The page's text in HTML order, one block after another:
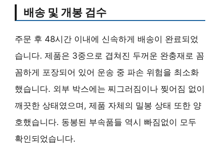
배송 및 개봉 검수
주문 후 48시간 이내에 신속하게 배송이 완료되었
습니다. 제품은 3중으로 겹쳐진 두꺼운 완충재로 꼼
꼼하게 포장되어 있어 운송 중 파손 위험을 최소화
했습니다. 외부 박스에는 찌그러짐이나 찢어짐 없이
깨끗한 상태였으며, 제품 자체의 밀봉 상태 또한 양
호했습니다. 동봉된 부속품들 역시 빠짐없이 모두
확인되었습니다.